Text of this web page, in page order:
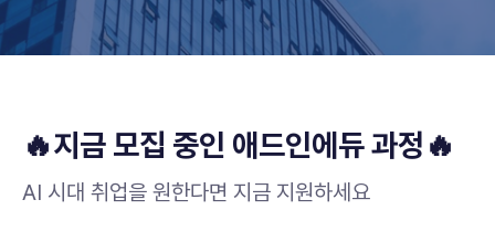
🔥지금 모집 중인 애드인에듀 과정🔥
AI 시대 취업을 원한다면 지금 지원하세요